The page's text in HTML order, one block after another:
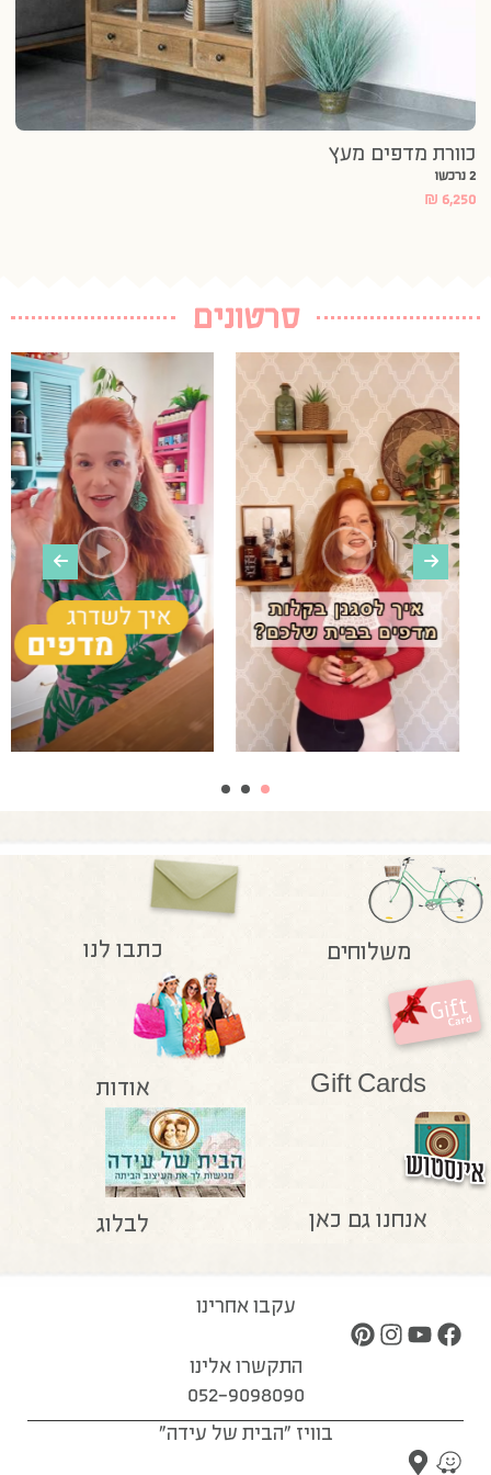
כוורת מדפים מעץ
2 נרכשו
₪ 6,250
סרטונים
משלוחים כתבו לנו
Gift Cards אודות
אנחנו גם כאן לבלוג
עקבו אחרינו
התקשרו אלינו
052-9098090
בוויז "הבית של עידה"